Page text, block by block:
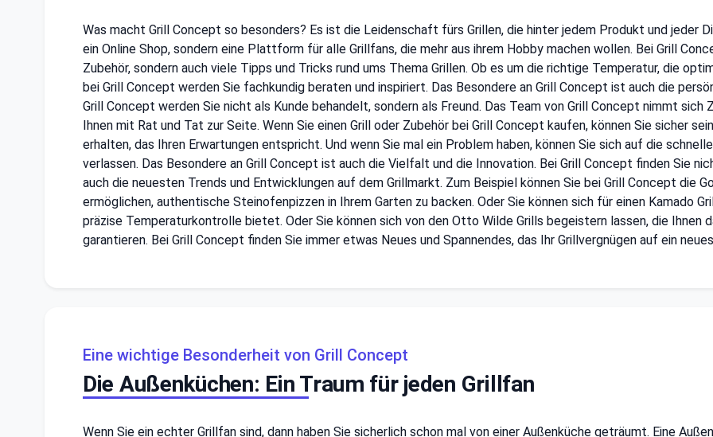
Was macht Grill Concept so besonders? Es ist die Leidenschaft fürs Grillen, die hinter jedem Produkt und jeder
ein Online Shop, sondern eine Plattform für alle Grillfans, die mehr aus ihrem Hobby machen wollen. Bei Grill
Zubehör, sondern auch viele Tipps und Tricks rund ums Thema Grillen. Ob es um die richtige Temperatur, die
bei Grill Concept werden Sie fachkundig beraten und inspiriert. Das Besondere an Grill Concept ist auch die
Grill Concept werden Sie nicht als Kunde behandelt, sondern als Freund. Das Team von Grill Concept nimmt
Ihnen mit Rat und Tat zur Seite. Wenn Sie einen Grill oder Zubehör bei Grill Concept kaufen, können Sie sicher
erhalten, das Ihren Erwartungen entspricht. Und wenn Sie mal ein Problem haben, können Sie sich auf die
verlassen. Das Besondere an Grill Concept ist auch die Vielfalt und die Innovation. Bei Grill Concept finden Sie
auch die neuesten Trends und Entwicklungen auf dem Grillmarkt. Zum Beispiel können Sie bei Grill Concept die
ermöglichen, authentische Steinofenpizzen in Ihrem Garten zu backen. Oder Sie können sich für einen Kamado
präzise Temperaturkontrolle bietet. Oder Sie können sich von den Otto Wilde Grills begeistern lassen, die Ihnen
garantieren. Bei Grill Concept finden Sie immer etwas Neues und Spannendes, das Ihr Grillvergnügen auf ein
Eine wichtige Besonderheit von Grill Concept
Die Außenküchen: Ein Traum für jeden Grillfan
Wenn Sie ein echter Grillfan sind, dann haben Sie sicherlich schon mal von einer Außenküche geträumt. Eine